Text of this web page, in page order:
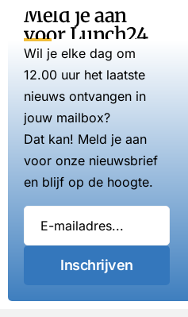
Meld je aan
voor Lunch24
Wil je elke dag om
12.00 uur het laatste
nieuws ontvangen in
jouw mailbox?
Dat kan! Meld je aan
voor onze nieuwsbrief
en blijf op de hoogte.
Inschrijven